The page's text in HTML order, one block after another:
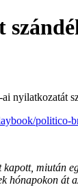
nyilatkozatát
politico-
kapott, miután
át